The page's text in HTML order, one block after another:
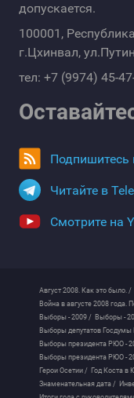
допускается.
100001,
г.Цхинвал,
тел: +7 (9974) 45-
Подпишитесь
Читайте в
Смотрите на
Август 2008. Как это было. /
Война в августе 2008 года.
Выборы - 2009 / Выборы -
Выборы депутатов
Выборы президента РЮО -
Выборы президента РЮО -
Герои Осетии / Год Коста в
Знаменательная дата /